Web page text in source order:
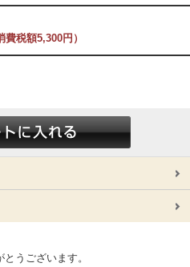
費税額5,300円）
うございます。